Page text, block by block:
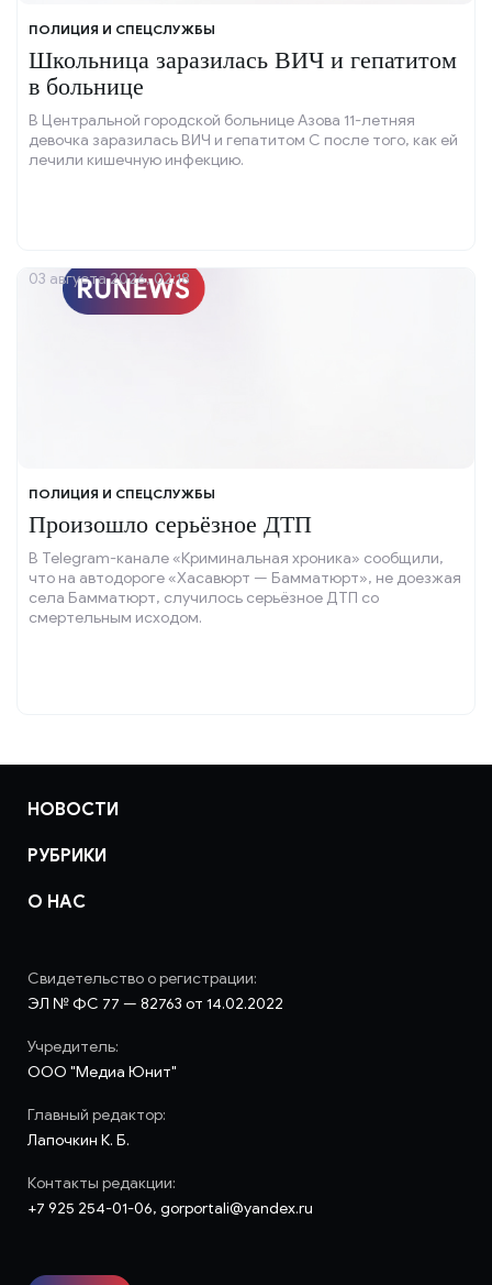
ПОЛИЦИЯ И СПЕЦСЛУЖБЫ
Школьница заразилась ВИЧ и гепатитом
в больнице
В Центральной городской больнице Азова 11-летняя
девочка заразилась ВИЧ и гепатитом С после того, как ей
лечили кишечную инфекцию.
ПОЛИЦИЯ И СПЕЦСЛУЖБЫ
Произошло серьёзное ДТП
В Telegram-канале «Криминальная хроника» сообщили,
что на автодороге «Хасавюрт — Бамматюрт», не доезжая
села Бамматюрт, случилось серьёзное ДТП со
смертельным исходом.
03 августа 2026, 02:18
НОВОСТИ
РУБРИКИ
О НАС
Свидетельство о регистрации:
ЭЛ № ФС 77 — 82763 от 14.02.2022
Учредитель:
ООО "Медиа Юнит"
Главный редактор:
Лапочкин К. Б.
Контакты редакции:
+7 925 254-01-06, gorportali@yandex.ru